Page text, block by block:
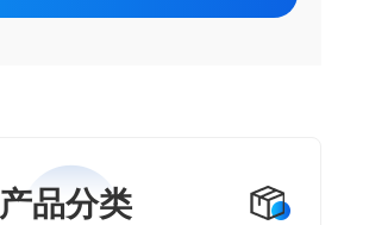
产品分类